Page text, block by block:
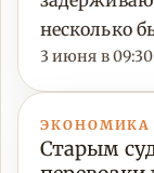
несколько
3 июня в
ЭКОНОМИКА
Старым